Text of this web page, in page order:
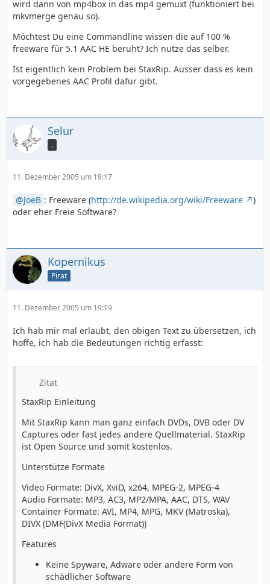
wird dann von mp4box in das mp4 gemuxt (funktioniert bei
mkvmerge genau so).
Möchtest Du eine Commandline wissen die auf 100 %
freeware für 5.1 AAC HE beruht? Ich nutze das selber.
Ist eigentlich kein Problem bei StaxRip. Ausser dass es kein
vorgegebenes AAC Profil dafür gibt.
Selur
.
11. Dezember 2005 um 19:17
JoeB : Freeware (http://de.wikipedia.org/wiki/Freeware
)
oder eher Freie Software?
Kopernikus
Pirat
11. Dezember 2005 um 19:19
Ich hab mir mal erlaubt, den obigen Text zu übersetzen, ich
hoffe, ich hab die Bedeutungen richtig erfasst:
Zitat
StaxRip Einleitung
Mit StaxRip kann man ganz einfach DVDs, DVB oder DV
Captures oder fast jedes andere Quellmaterial. StaxRip
ist Open Source und somit kostenlos.
Unterstütze Formate
Video Formate: DivX, XviD, x264, MPEG-2, MPEG-4
Audio Formate: MP3, AC3, MP2/MPA, AAC, DTS, WAV
Container Formate: AVI, MP4, MPG, MKV (Matroska),
DIVX (DMF(DivX Media Format))
Features
Keine Spyware, Adware oder andere Form von
schädlicher Software